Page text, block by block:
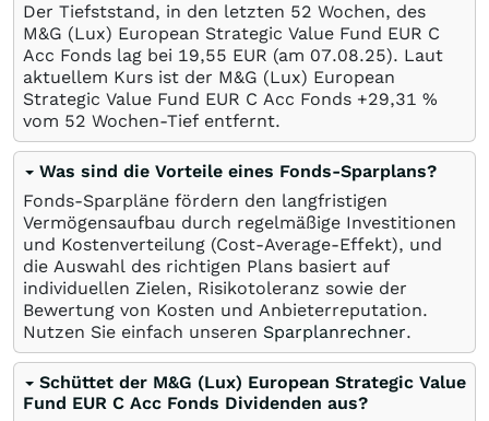
Der Tiefststand, in den letzten 52 Wochen, des
M&G (Lux) European Strategic Value Fund EUR C
Acc Fonds lag bei 19,55 EUR (am 07.08.25). Laut
aktuellem Kurs ist der M&G (Lux) European
Strategic Value Fund EUR C Acc Fonds +29,31 %
vom 52 Wochen-Tief entfernt.
Was sind die Vorteile eines Fonds-Sparplans?
Fonds-Sparpläne fördern den langfristigen
Vermögensaufbau durch regelmäßige Investitionen
und Kostenverteilung (Cost-Average-Effekt), und
die Auswahl des richtigen Plans basiert auf
individuellen Zielen, Risikotoleranz sowie der
Bewertung von Kosten und Anbieterreputation.
Nutzen Sie einfach unseren Sparplanrechner.
Schüttet der M&G (Lux) European Strategic Value
Fund EUR C Acc Fonds Dividenden aus?